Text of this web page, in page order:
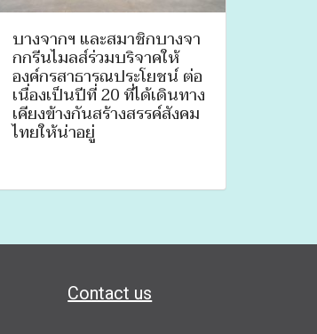
บางจากฯ และสมาชิกบางจา
กกรีนไมลส์ร่วมบริจาคให้
องค์กรสาธารณประโยชน์ ต่อ
เนื่องเป็นปีที่ 20 ที่ได้เดินทาง
เคียงข้างกันสร้างสรรค์สังคม
ไทยให้น่าอยู่
Contact us